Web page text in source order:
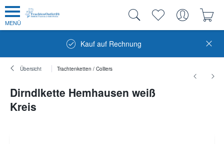
MENÜ
Kauf auf Rechnung
Übersicht Trachtenketten / Colliers
Dirndlkette Hemhausen weiß
Kreis